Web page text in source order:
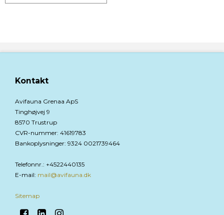
Kontakt
Avifauna Grenaa ApS
Tinghøjvej 9
8570 Trustrup
CVR-nummer: 41619783
Bankoplysninger: 9324 0021739464
Telefonnr. : +4522440135
E-mail: mail@avifauna.dk
Sitemap